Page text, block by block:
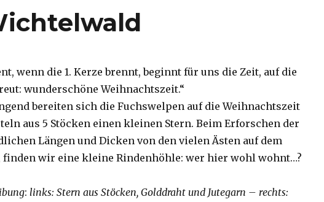
wenn die 1. Kerze brennt, beginnt für uns die Zeit, auf die
wunderschöne Weihnachtszeit.“
bereiten sich die Fuchswelpen auf die Weihnachtszeit
aus 5 Stöcken einen kleinen Stern. Beim Erforschen der
Längen und Dicken von den vielen Ästen auf dem
finden wir eine kleine Rindenhöhle: wer hier wohl wohnt…?
: links: Stern aus Stöcken, Golddraht und Jutegarn – rechts: